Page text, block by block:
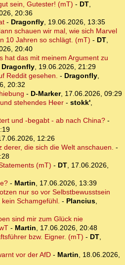
sein, Gutester! (mT) - DT,
20:36
- Dragonfly, 19.06.2026, 13:35
schauen wir mal, wie sich Marvel
10 Jahren so schlägt. (mT) - DT,
20:40
hat das mit meinem Argument zu
Dragonfly, 19.06.2026, 21:29
Reddit gesehen. - Dragonfly,
20:32
- D-Marker, 17.06.2026, 09:29
stehendes Heer- stokk',
und -begabt - ab nach China?-
12:26
derer, die sich die Welt anschauen. -
(mT) - DT, 17.06.2026,
- Martin, 17.06.2026, 13:39
nur so vor Selbstbewusstsein
Schamgefühl. - Plancius,
sind mir zum Glück nie
- Martin, 17.06.2026, 20:48
bzw. Eigner. (mT) - DT,
vor der AfD- Martin, 18.06.2026,